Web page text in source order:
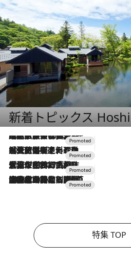
新着トピックス
2026.7.31
【ホテル帰省】という選択肢をOMOが提案。家族とほどよい距離を保つには「昼は実家、夜は気兼ねなくホテルで！」
2026.7.24
【夏限定ディナーコース】旬を迎える稚鮎や花ズッキーニなどをイタリア・トスカーナの郷土料理の手法で満喫！
2026.7.17
「土佐和ハーブかき氷」がOMO7高知に登場！生姜、山椒、大葉など目にも舌にも涼を呼ぶ郷土の味
2026.7.10
NEW OPEN！【界 草津】名湯の地に誕生。趣の異なる2種の温泉と上州ならではの会席・蕎麦割烹など美食を味わう究極の癒やし旅
特集 TOP